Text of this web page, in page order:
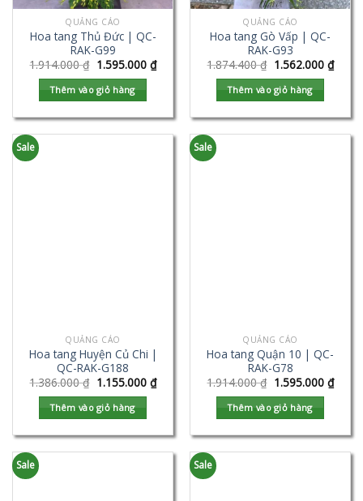
QUẢNG CÁO
Hoa tang Thủ Đức | QC-
RAK-G99
1.914.000₫ 1.595.000 ₫
Thêm vào giỏ hàng
QUẢNG CÁO
Hoa tang Gò Vấp | QC-
RAK-G93
1.874.400₫ 1.562.000 ₫
Thêm vào giỏ hàng
Sale
QUẢNG CÁO
Hoa tang Huyện Củ Chi |
QC-RAK-G188
1.386.000₫ 1.155.000 ₫
Thêm vào giỏ hàng
Sale
QUẢNG CÁO
Hoa tang Quận 10 | QC-
RAK-G78
1.914.000₫ 1.595.000 ₫
Thêm vào giỏ hàng
Sale Sale